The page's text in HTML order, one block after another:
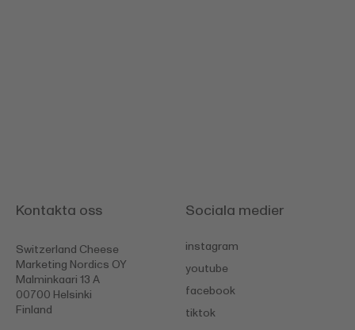
Kontakta oss
Switzerland Cheese
Marketing Nordics OY
Malminkaari 13 A
00700 Helsinki
Finland
Sociala medier
instagram
youtube
facebook
tiktok